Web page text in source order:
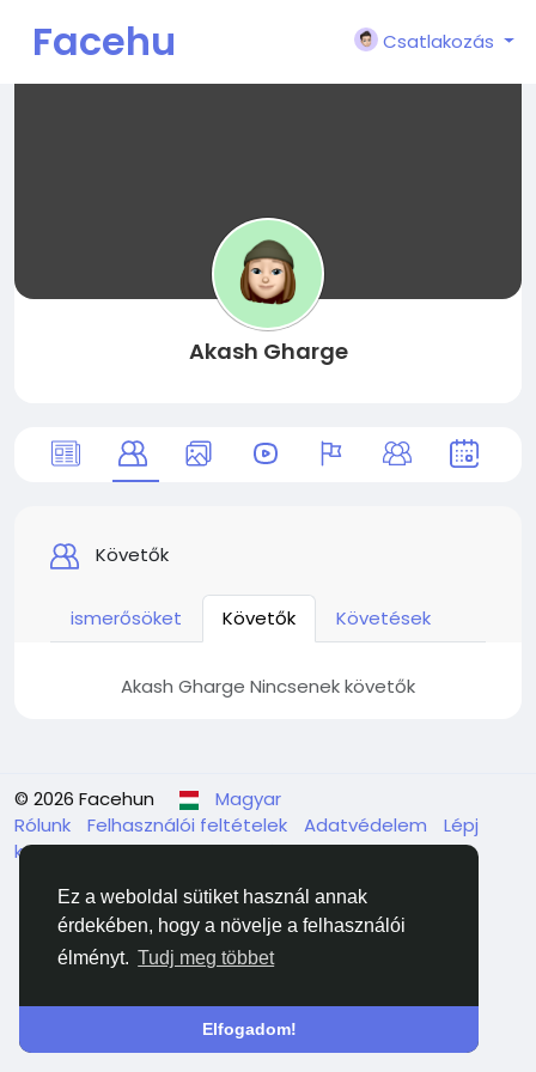
Ez a weboldal sütiket használ annak
érdekében, hogy a növelje a felhasználói
élményt. Tudj meg többet
Elfogadom!
Facehu
Csatlakozás
Akash Gharge
Követők
ismerősöket Követők Követések
Akash Gharge Nincsenek követők
© 2026 Facehun
Magyar
Rólunk
Felhasználói feltételek Adatvédelem
Lépj
kapcsolatba velünk Könyvtár